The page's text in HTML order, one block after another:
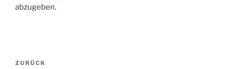
abzugeben.
Beitragsnavigation
Vorheriger
ZURÜCK